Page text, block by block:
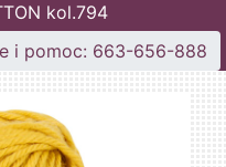
kol.794
i pomoc: 663-656-888